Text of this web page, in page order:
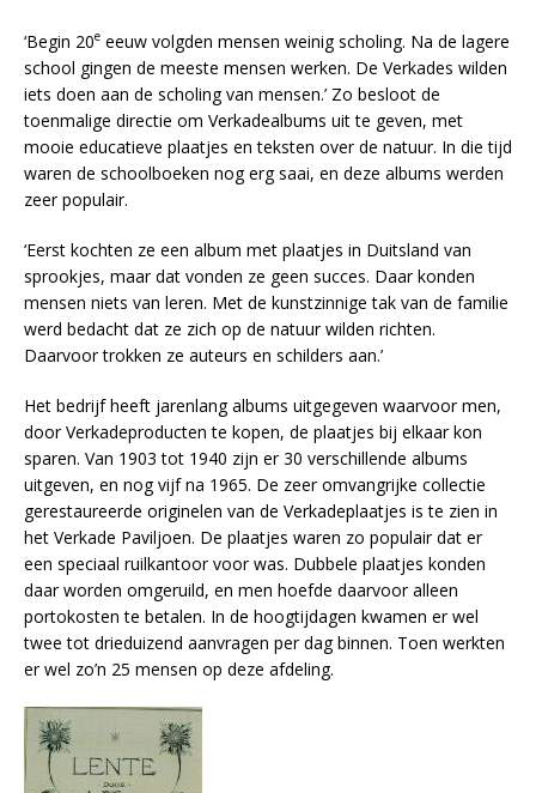
‘Begin 20e eeuw volgden mensen weinig scholing. Na de lagere
school gingen de meeste mensen werken. De Verkades wilden
iets doen aan de scholing van mensen.’ Zo besloot de
toenmalige directie om Verkadealbums uit te geven, met
mooie educatieve plaatjes en teksten over de natuur. In die tijd
waren de schoolboeken nog erg saai, en deze albums werden
zeer populair.
‘Eerst kochten ze een album met plaatjes in Duitsland van
sprookjes, maar dat vonden ze geen succes. Daar konden
mensen niets van leren. Met de kunstzinnige tak van de familie
werd bedacht dat ze zich op de natuur wilden richten.
Daarvoor trokken ze auteurs en schilders aan.’
Het bedrijf heeft jarenlang albums uitgegeven waarvoor men,
door Verkadeproducten te kopen, de plaatjes bij elkaar kon
sparen. Van 1903 tot 1940 zijn er 30 verschillende albums
uitgeven, en nog vijf na 1965. De zeer omvangrijke collectie
gerestaureerde originelen van de Verkadeplaatjes is te zien in
het Verkade Paviljoen. De plaatjes waren zo populair dat er
een speciaal ruilkantoor voor was. Dubbele plaatjes konden
daar worden omgeruild, en men hoefde daarvoor alleen
portokosten te betalen. In de hoogtijdagen kwamen er wel
twee tot drieduizend aanvragen per dag binnen. Toen werkten
er wel zo’n 25 mensen op deze afdeling.